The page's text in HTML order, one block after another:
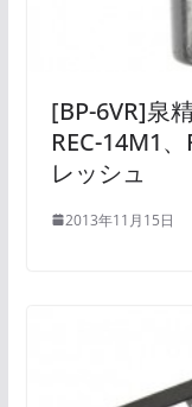
[BP-6VR]泉
REC-14M1
レッシュ
2013年11月15日